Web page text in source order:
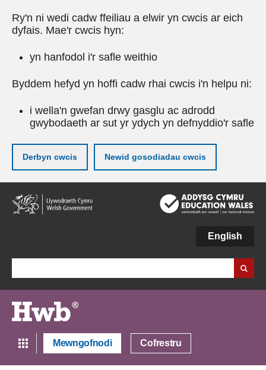
Ry'n ni wedi cadw ffeiliau a elwir yn cwcis ar eich
dyfais. Mae'r cwcis hyn:
yn hanfodol i'r safle weithio
Byddem hefyd yn hoffi cadw rhai cwcis i'n helpu ni:
i wella'n gwefan drwy gasglu ac adrodd
gwybodaeth ar sut yr ydych yn defnyddio'r safle
Derbyn cwcis Newid gosodiadau cwcis
Neidio
i'r
prif
English
Mewngofnodi Cofrestru